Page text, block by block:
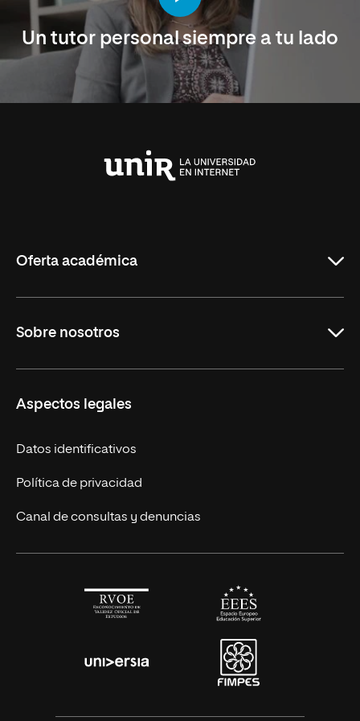
Un tutor personal siempre a tu lado
Oferta académica
Licenciaturas en línea
Cursos Europeos
Títulos Americanos
Alianza Newman
Sobre nosotros
Nuestros alumnos
Únete a nosotros
Actualidad
Solicita información
Aspectos legales
Datos identificativos
Política de privacidad
Canal de consultas y denuncias